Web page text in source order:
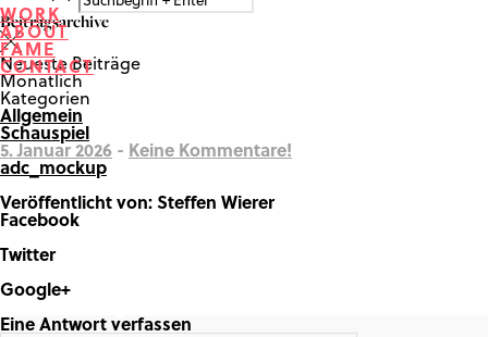
FAME
CONTACT
WORK
ABOUT
FAME
CONTACT
Beitragsarchive
Neueste Beiträge
Monatlich
Kategorien
Allgemein
Schauspiel
5. Januar 2026 - Keine Kommentare!
adc_mockup
Veröffentlicht von: Steffen Wierer
Facebook
Twitter
Google+
Share on Google+
Eine Antwort verfassen